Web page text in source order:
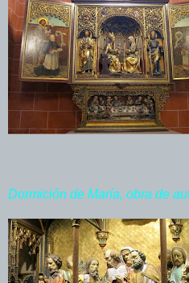
Dormición de María, obra de